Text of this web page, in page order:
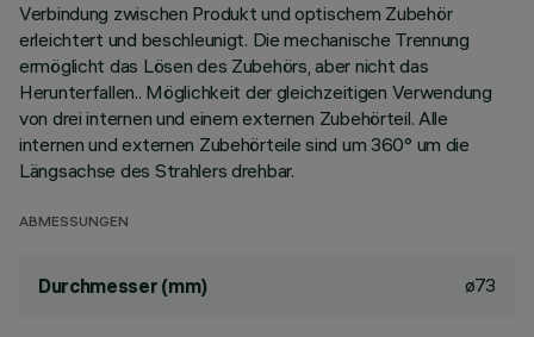
Verbindung zwischen Produkt und optischem Zubehör
erleichtert und beschleunigt. Die mechanische Trennung
ermöglicht das Lösen des Zubehörs, aber nicht das
Herunterfallen.. Möglichkeit der gleichzeitigen Verwendung
von drei internen und einem externen Zubehörteil. Alle
internen und externen Zubehörteile sind um 360° um die
Längsachse des Strahlers drehbar.
ABMESSUNGEN
Durchmesser (mm) ø73